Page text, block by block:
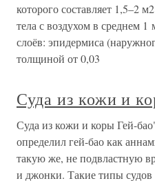
которого составляет 1,5–2
тела с воздухом в среднем
слоёв: эпидермиса
толщиной от 0,03
Суда из кожи и
Суда из кожи и коры Гей-
определил гей-бао как
такую же, не подвластную
и джонки. Такие типы судов